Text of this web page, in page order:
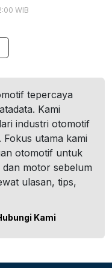
WIB
tepercaya
Kami
industri otomotif
utama kami
otomotif untuk
motor sebelum
ulasan, tips,
Kami